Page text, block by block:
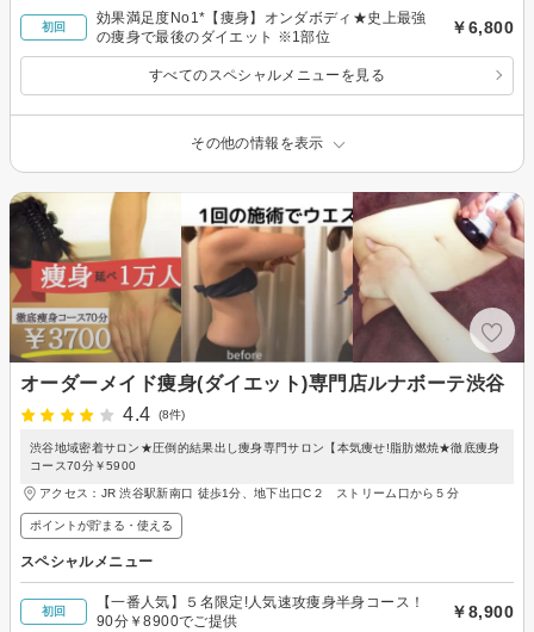
初回
効果満足度No1*【痩身】オンダボディ★史上最強
の痩身で最後のダイエット ※1部位
￥6,800
すべてのスペシャルメニューを見る
その他の情報を表示
オーダーメイド痩身(ダイエット)専門店ルナボーテ渋谷
4.4
(8件)
渋谷地域密着サロン★圧倒的結果出し痩身専門サロン【本気痩せ!脂肪燃焼★徹底痩身
コース70分￥5900
アクセス：JR 渋谷駅新南口 徒歩1分、地下出口C２ ストリーム口から５分
ポイントが貯まる・使える
スペシャルメニュー
初回
【一番人気】５名限定!人気速攻痩身半身コース！
90分￥8900でご提供
￥8,900